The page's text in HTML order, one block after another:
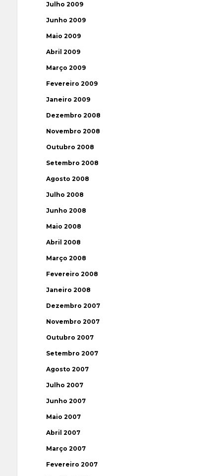
Julho 2009
Junho 2009
Maio 2009
Abril 2009
Março 2009
Fevereiro 2009
Janeiro 2009
Dezembro 2008
Novembro 2008
Outubro 2008
Setembro 2008
Agosto 2008
Julho 2008
Junho 2008
Maio 2008
Abril 2008
Março 2008
Fevereiro 2008
Janeiro 2008
Dezembro 2007
Novembro 2007
Outubro 2007
Setembro 2007
Agosto 2007
Julho 2007
Junho 2007
Maio 2007
Abril 2007
Março 2007
Fevereiro 2007